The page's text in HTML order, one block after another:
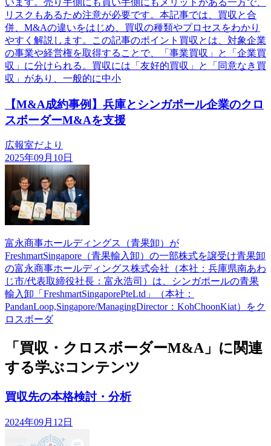
リスクもあるため注意が必要です。本記事では、買収と合
併、M&Aの違いをはじめ、買収の種類やプロセスをわかり
やすく解説します。この記事のポイント買収とは、対象企業
の事業や経営権を取得することで、「事業買収」と「企業買
収」に分けられる。買収には「友好的買収」と「同意なき買
収」があり、一般的に中小
【M&A成約事例】兵庫とシンガポール企業のクロ
スボーダーM&Aを支援
広報室だより
2025年09月10日
富永商事ホールディングス（青果卸）が
FreshmartSingapore（青果輸入卸）の一部株式を譲受け青果卸
の富永商事ホールディングス株式会社（本社：兵庫県南あわ
じ市/代表取締役社長：富永浩司）は、シンガポールの青果
輸入卸「FreshmartSingaporePteLtd」（本社：
PandanLoop,Singapore/ManagingDirector：KohChoonKiat）をク
ロスボーダ
「買収・クロスボーダーM&A」に関連
する学ぶコンテンツ
買収先の本格検討・分析
2024年09月12日